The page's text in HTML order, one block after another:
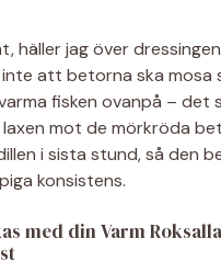
häller jag över
att betorna ska mosa
fisken ovanpå – det
mot de mörkröda
i sista stund, så den
konsistens.
med din Varm